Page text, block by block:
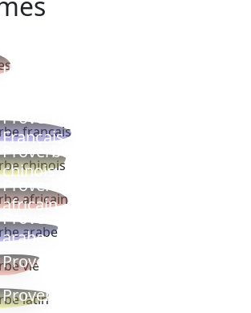
thèmes
Proverbe
Français
Proverbe
chinois
Proverbe
africain
Proverbe
arabe
Proverbe vie
Proverbe latin